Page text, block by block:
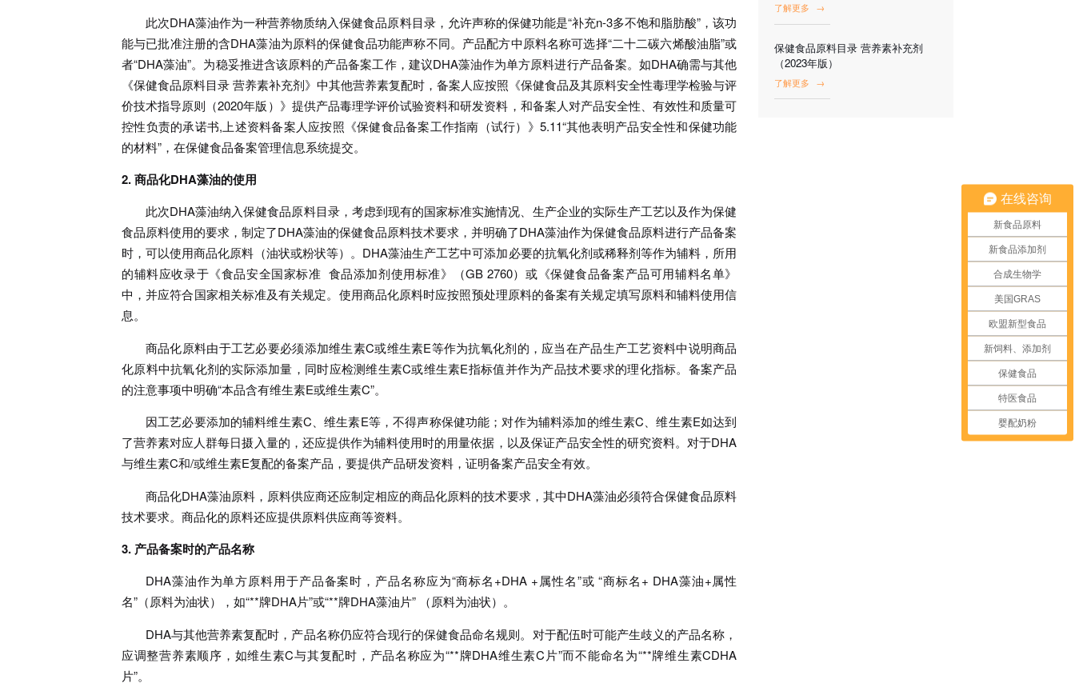
此次DHA藻油作为一种营养物质纳入保健食品原料目录，允许声称的保健功能是“补充n-3多不饱和脂肪酸”，该功
能与已批准注册的含DHA藻油为原料的保健食品功能声称不同。产品配方中原料名称可选择“二十二碳六烯酸油脂”或
者“DHA藻油”。为稳妥推进含该原料的产品备案工作，建议DHA藻油作为单方原料进行产品备案。如DHA确需与其他
《保健食品原料目录 营养素补充剂》中其他营养素复配时，备案人应按照《保健食品及其原料安全性毒理学检验与评
价技术指导原则（2020年版）》提供产品毒理学评价试验资料和研发资料，和备案人对产品安全性、有效性和质量可
控性负责的承诺书,上述资料备案人应按照《保健食品备案工作指南（试行）》5.11“其他表明产品安全性和保健功能
的材料”，在保健食品备案管理信息系统提交。
2. 商品化DHA藻油的使用
此次DHA藻油纳入保健食品原料目录，考虑到现有的国家标准实施情况、生产企业的实际生产工艺以及作为保健
食品原料使用的要求，制定了DHA藻油的保健食品原料技术要求，并明确了DHA藻油作为保健食品原料进行产品备案
时，可以使用商品化原料（油状或粉状等）。DHA藻油生产工艺中可添加必要的抗氧化剂或稀释剂等作为辅料，所用
的辅料应收录于《食品安全国家标准 食品添加剂使用标准》（GB 2760）或《保健食品备案产品可用辅料名单》
中，并应符合国家相关标准及有关规定。使用商品化原料时应按照预处理原料的备案有关规定填写原料和辅料使用信
息。
商品化原料由于工艺必要必须添加维生素C或维生素E等作为抗氧化剂的，应当在产品生产工艺资料中说明商品
化原料中抗氧化剂的实际添加量，同时应检测维生素C或维生素E指标值并作为产品技术要求的理化指标。备案产品
的注意事项中明确“本品含有维生素E或维生素C”。
因工艺必要添加的辅料维生素C、维生素E等，不得声称保健功能；对作为辅料添加的维生素C、维生素E如达到
了营养素对应人群每日摄入量的，还应提供作为辅料使用时的用量依据，以及保证产品安全性的研究资料。对于DHA
与维生素C和/或维生素E复配的备案产品，要提供产品研发资料，证明备案产品安全有效。
商品化DHA藻油原料，原料供应商还应制定相应的商品化原料的技术要求，其中DHA藻油必须符合保健食品原料
技术要求。商品化的原料还应提供原料供应商等资料。
3. 产品备案时的产品名称
DHA藻油作为单方原料用于产品备案时，产品名称应为“商标名+DHA +属性名”或 “商标名+ DHA藻油+属性
名”（原料为油状），如“**牌DHA片”或“**牌DHA藻油片” （原料为油状）。
DHA与其他营养素复配时，产品名称仍应符合现行的保健食品命名规则。对于配伍时可能产生歧义的产品名称，
应调整营养素顺序，如维生素C与其复配时，产品名称应为“**牌DHA维生素C片”而不能命名为“**牌维生素CDHA
片”。
了解更多 →
保健食品原料目录 营养素补充剂
（2023年版）
了解更多 →
在线咨询
新食品原料
新食品添加剂
合成生物学
美国GRAS
欧盟新型食品
新饲料、添加剂
保健食品
特医食品
婴配奶粉